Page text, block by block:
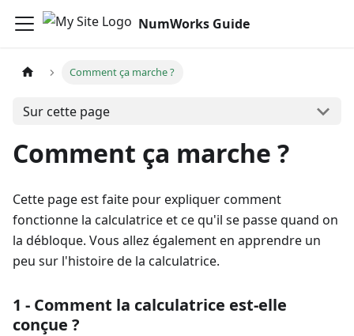
NumWorks Guide
Comment ça marche ?
Sur cette page
Comment ça marche ?
Cette page est faite pour expliquer comment
fonctionne la calculatrice et ce qu'il se passe quand on
la débloque. Vous allez également en apprendre un
peu sur l'histoire de la calculatrice.
1 - Comment la calculatrice est-elle
conçue ?